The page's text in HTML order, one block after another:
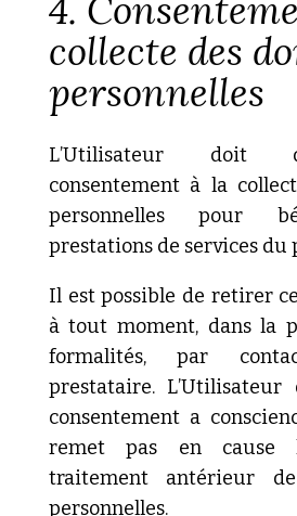
4.
collecte des
personnelles
L’Utilisateur doit
consentement à la
personnelles pour
prestations de services du
Il est possible de retirer
à tout moment, dans la
formalités, par
prestataire.
consentement a
remet pas en
traitement antérieur
personnelles.